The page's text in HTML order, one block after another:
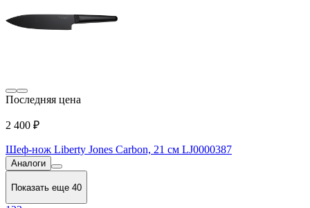
Последняя цена
2 400 ₽
Шеф-нож Liberty Jones Carbon, 21 см LJ0000387
Аналоги
Показать еще 40